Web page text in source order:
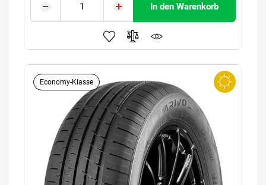
In den Warenkorb
Economy-Klasse